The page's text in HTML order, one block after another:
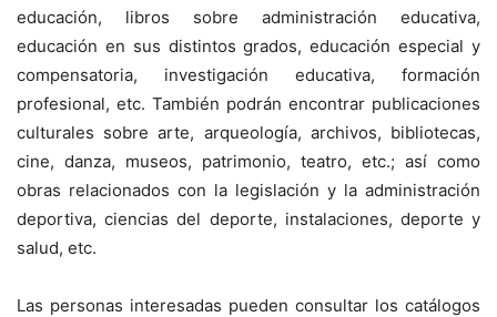
educación, libros sobre administración educativa,
educación en sus distintos grados, educación especial y
compensatoria, investigación educativa, formación
profesional, etc. También podrán encontrar publicaciones
culturales sobre arte, arqueología, archivos, bibliotecas,
cine, danza, museos, patrimonio, teatro, etc.; así como
obras relacionados con la legislación y la administración
deportiva, ciencias del deporte, instalaciones, deporte y
salud, etc.
Las personas interesadas pueden consultar los catálogos